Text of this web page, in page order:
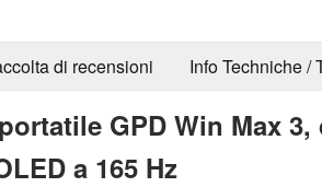
di recensioni Info Techniche /
GPD Win Max 3,
a 165 Hz